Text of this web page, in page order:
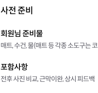
사전 준비
회원님 준비물
매트, 수건, 물(매트 등 각종 소도구는
포함사항
전후 사진 비교, 근막이완, 상시 피드백